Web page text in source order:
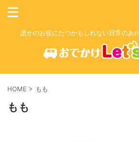
誰かのお役にたつかもしれない日常のあ
HOME > もも
もも